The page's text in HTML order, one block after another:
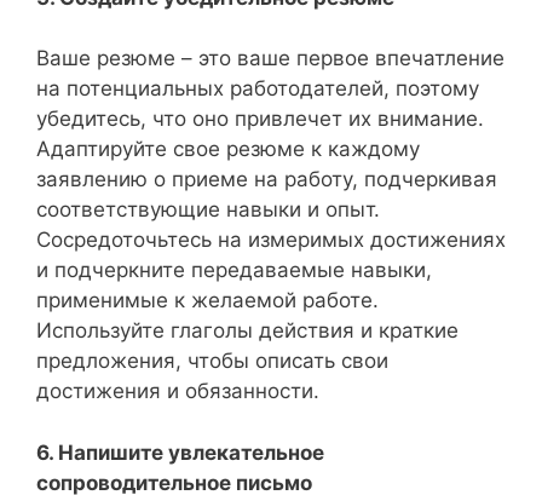
Ваше резюме – это ваше первое впечатление
на потенциальных работодателей, поэтому
убедитесь, что оно привлечет их внимание.
Адаптируйте свое резюме к каждому
заявлению о приеме на работу, подчеркивая
соответствующие навыки и опыт.
Сосредоточьтесь на измеримых достижениях
и подчеркните передаваемые навыки,
применимые к желаемой работе.
Используйте глаголы действия и краткие
предложения, чтобы описать свои
достижения и обязанности.
6. Напишите увлекательное
сопроводительное письмо